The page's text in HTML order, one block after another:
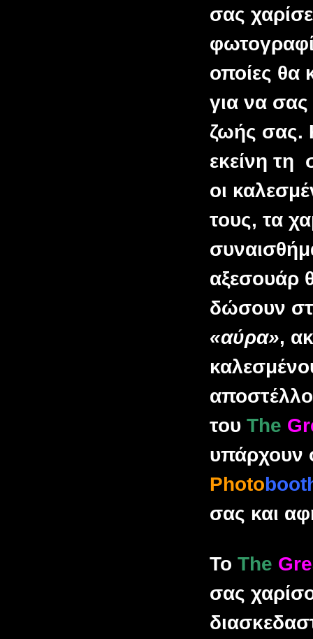
σας
οποίες θα
για να σας
ζωής σας.
εκείνη τη
οι
τους, τα
αξεσουάρ
δώσουν
«αύρα»,
του The
υπάρχουν
Photo
σας και
Το The
σας